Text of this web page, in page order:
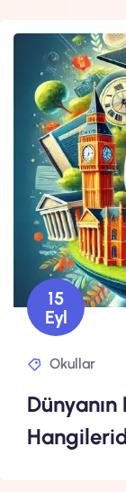
15
Eyl
Okullar